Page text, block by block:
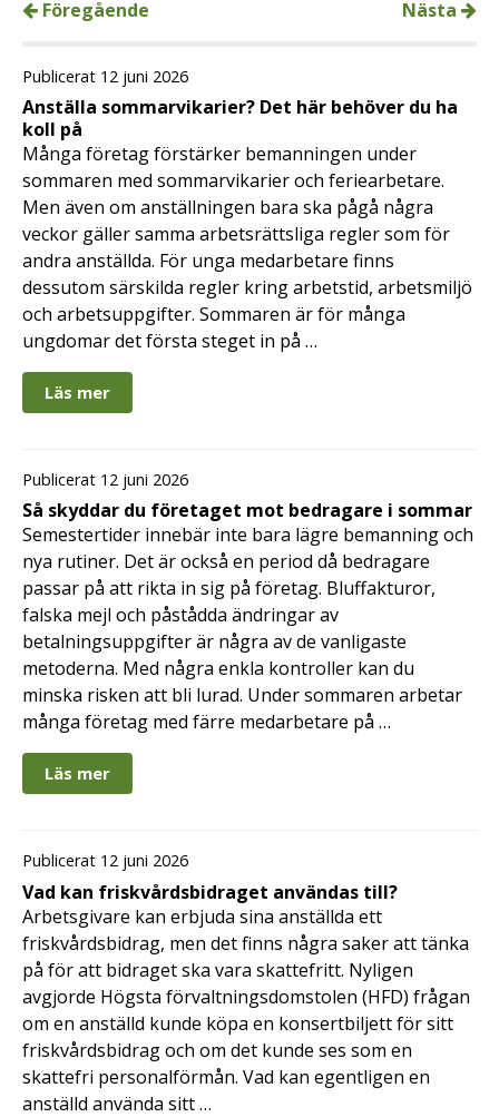
Föregående Nästa
Publicerat 12 juni 2026
Anställa sommarvikarier? Det här behöver du ha
koll på
Många företag förstärker bemanningen under
sommaren med sommarvikarier och feriearbetare.
Men även om anställningen bara ska pågå några
veckor gäller samma arbetsrättsliga regler som för
andra anställda. För unga medarbetare finns
dessutom särskilda regler kring arbetstid, arbetsmiljö
och arbetsuppgifter. Sommaren är för många
ungdomar det första steget in på …
Läs mer
Publicerat 12 juni 2026
Så skyddar du företaget mot bedragare i sommar
Semestertider innebär inte bara lägre bemanning och
nya rutiner. Det är också en period då bedragare
passar på att rikta in sig på företag. Bluffakturor,
falska mejl och påstådda ändringar av
betalningsuppgifter är några av de vanligaste
metoderna. Med några enkla kontroller kan du
minska risken att bli lurad. Under sommaren arbetar
många företag med färre medarbetare på …
Läs mer
Publicerat 12 juni 2026
Vad kan friskvårdsbidraget användas till?
Arbetsgivare kan erbjuda sina anställda ett
friskvårdsbidrag, men det finns några saker att tänka
på för att bidraget ska vara skattefritt. Nyligen
avgjorde Högsta förvaltningsdomstolen (HFD) frågan
om en anställd kunde köpa en konsertbiljett för sitt
friskvårdsbidrag och om det kunde ses som en
skattefri personalförmån. Vad kan egentligen en
anställd använda sitt …